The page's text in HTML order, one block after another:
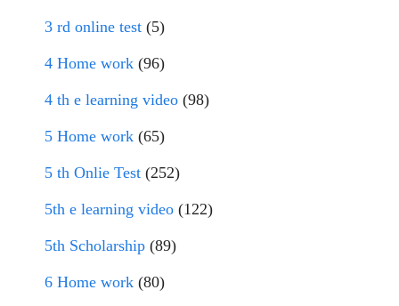
3 rd online test (5)
4 Home work (96)
4 th e learning video (98)
5 Home work (65)
5 th Onlie Test (252)
5th e learning video (122)
5th Scholarship (89)
6 Home work (80)